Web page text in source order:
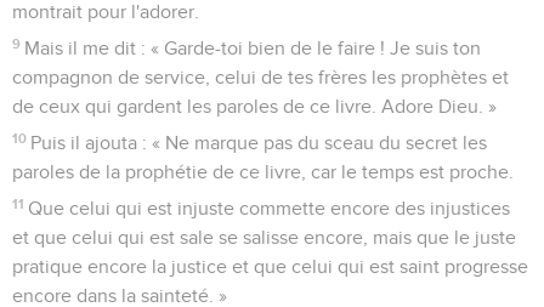
montrait pour l'adorer.
9 Mais il me dit : « Garde-toi bien de le faire ! Je suis ton
compagnon de service, celui de tes frères les prophètes et
de ceux qui gardent les paroles de ce livre. Adore Dieu. »
10 Puis il ajouta : « Ne marque pas du sceau du secret les
paroles de la prophétie de ce livre, car le temps est proche.
11 Que celui qui est injuste commette encore des injustices
et que celui qui est sale se salisse encore, mais que le juste
pratique encore la justice et que celui qui est saint progresse
encore dans la sainteté. »